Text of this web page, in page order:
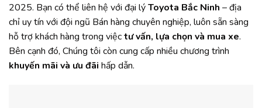
2025. Bạn có thể liên hệ với đại lýToyota Bắc Ninh – địa
chỉ uy tín với đội ngũ Bán hàng chuyên nghiệp, luôn sẵn sàng
hỗ trợ khách hàng trong việctư vấn, lựa chọn và mua xe.
Bên cạnh đó, Chúng tôi còn cung cấp nhiều chương trình
khuyến mãi và ưu đãi hấp dẫn.